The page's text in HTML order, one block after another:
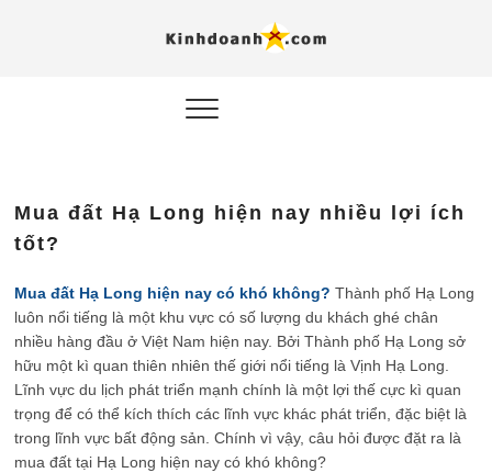
AI
Mua đất Hạ Long hiện nay nhiều lợi ích
tốt?
Mua đất Hạ Long hiện nay có khó không?Thành phố Hạ Long
luôn nổi tiếng là một khu vực có số lượng du khách ghé chân
nhiều hàng đầu ở Việt Nam hiện nay. Bởi Thành phố Hạ Long sở
hữu một kì quan thiên nhiên thế giới nổi tiếng là Vịnh Hạ Long.
Lĩnh vực du lịch phát triển mạnh chính là một lợi thế cực kì quan
trọng để có thể kích thích các lĩnh vực khác phát triển, đặc biệt là
trong lĩnh vực bất động sản. Chính vì vậy, câu hỏi được đặt ra là
mua đất tại Hạ Long hiện nay có khó không?